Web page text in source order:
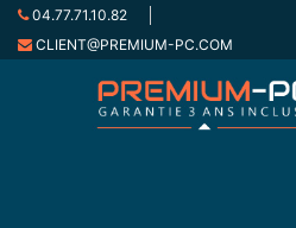
04.77.71.10.82
CLIENT@PREMIUM-PC.COM